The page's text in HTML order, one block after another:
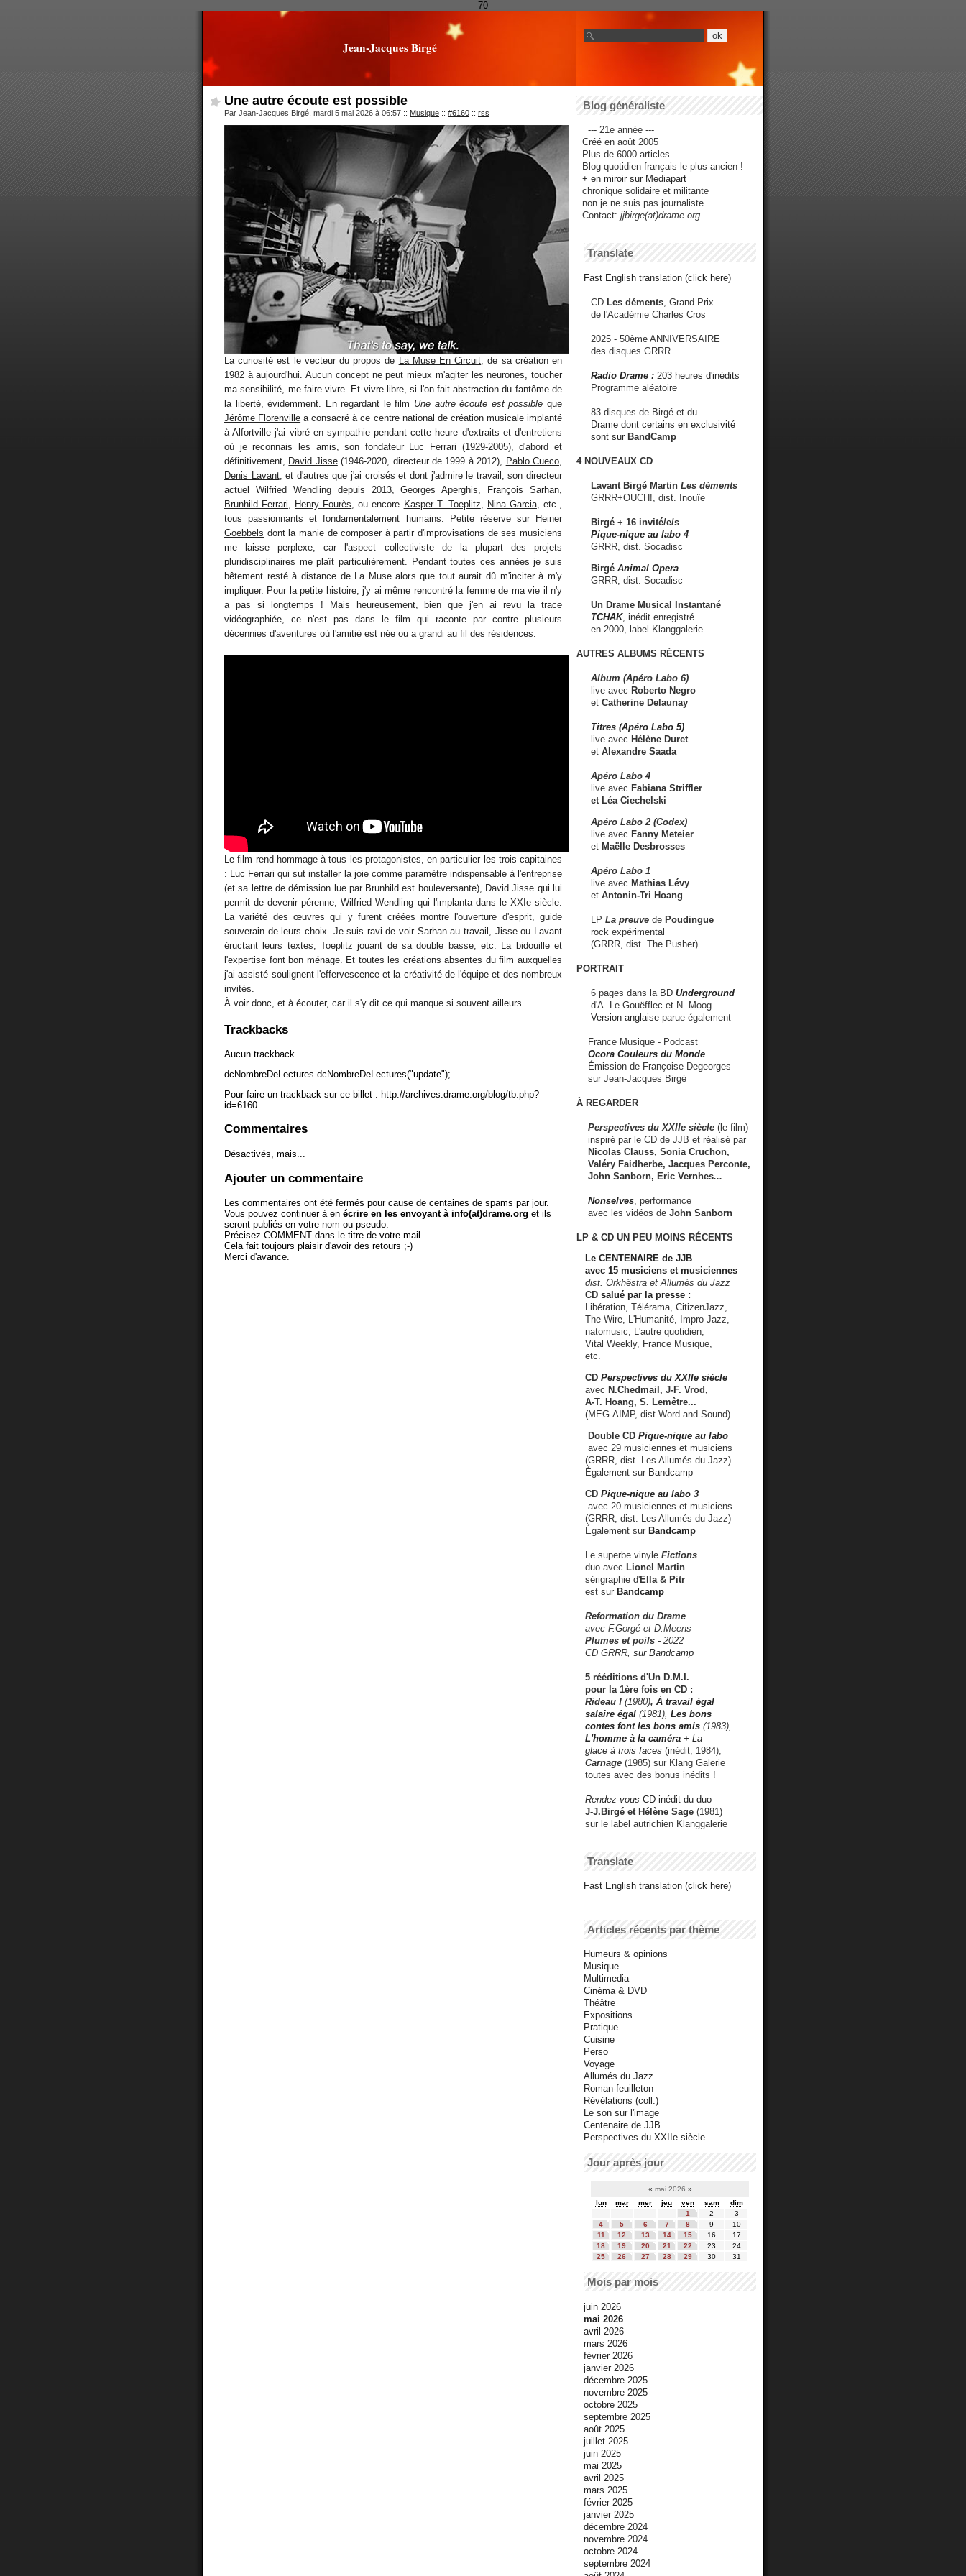
70
Jean-Jacques Birgé
Une autre écoute est possible
Par Jean-Jacques Birgé, mardi 5 mai 2026 à 06:57 :: Musique :: #6160 :: rss
La curiosité est le vecteur du propos de La Muse En Circuit , de sa création en
1982 à aujourd'hui. Aucun concept ne peut mieux m'agiter les neurones, toucher
ma sensibilité, me faire vivre. Et vivre libre, si l'on fait abstraction du fantôme de
la liberté, évidemment. En regardant le film Une autre écoute est possible que
Jérôme Florenville a consacré à ce centre national de création musicale implanté
à Alfortville j'ai vibré en sympathie pendant cette heure d'extraits et d'entretiens
où je reconnais les amis, son fondateur
Luc Ferrari (1929-2005), d'abord et
définitivement,
David Jisse(1946-2020, directeur de 1999 à 2012), Pablo Cueco
Denis Lavant, et d'autres que j'ai croisés et dont j'admire le travail, son directeur
actuel Wilfried Wendlingdepuis 2013,Georges Aperghis François Sarhan
Brunhild Ferrari
Henry Fourès , ou encore Kasper T. Toeplitz Nina Garcia, etc.,
tous passionnants et fondamentalement humains. Petite réserve sur
Heiner
Goebbels dont la manie de composer à partir d'improvisations de ses musiciens
me laisse perplexe, car l'aspect collectiviste de la plupart des projets
pluridisciplinaires me plaît particulièrement. Pendant toutes ces années je suis
bêtement resté à distance de La Muse alors que tout aurait dû m'inciter à m'y
impliquer. Pour la petite histoire, j'y ai même rencontré la femme de ma vie il n'y
a pas si longtemps ! Mais heureusement, bien que j'en ai revu la trace
vidéographiée, ce n'est pas dans le film qui raconte par contre plusieurs
décennies d'aventures où l'amitié est née ou a grandi au fil des résidences.
Le film rend hommage à tous les protagonistes, en particulier les trois capitaines
: Luc Ferrari qui sut installer la joie comme paramètre indispensable à l'entreprise
(et sa lettre de démission lue par Brunhild est bouleversante), David Jisse qui lui
permit de devenir pérenne, Wilfried Wendling qui l'implanta dans le XXIe siècle.
La variété des œuvres qui y furent créées montre l'ouverture d'esprit, guide
souverain de leurs choix. Je suis ravi de voir Sarhan au travail, Jisse ou Lavant
éructant leurs textes, Toeplitz jouant de sa double basse, etc. La bidouille et
l'expertise font bon ménage. Et toutes les créations absentes du film auxquelles
j'ai assisté soulignent l'effervescence et la créativité de l'équipe et des nombreux
invités.
À voir donc, et à écouter, car il s'y dit ce qui manque si souvent ailleurs.
Trackbacks
Aucun trackback.
dcNombreDeLectures dcNombreDeLectures("update");
Pour faire un trackback sur ce billet : http://archives.drame.org/blog/tb.php?
id=6160
Commentaires
Désactivés, mais...
Ajouter un commentaire
Les commentaires ont été fermés pour cause de centaines de spams par jour.
Vous pouvez continuer à en écrire en les envoyant à info(at)drame.org et ils
seront publiés en votre nom ou pseudo.
Précisez COMMENT dans le titre de votre mail.
Cela fait toujours plaisir d'avoir des retours ;-)
Merci d'avance.
Blog généraliste
--- 21e année ---
Créé en août 2005
Plus de 6000 articles
Blog quotidien français le plus ancien !
+ en miroir sur Mediapart
chronique solidaire et militante
non je ne suis pas journaliste
Contact: jjbirge(at)drame.org
Translate
Fast English translation (click here)
CD Les déments , Grand Prix
de l'Académie Charles Cros
2025 - 50ème ANNIVERSAIRE
des disques GRRR
Radio Drame : 203 heures d'inédits
Programme aléatoire
83 disques de Birgé et du
Drame dont certains en exclusivité
sont sur BandCamp
4 NOUVEAUX CD
Lavant Birgé Martin Les déments
GRRR+OUCH!, dist. Inouïe
Birgé + 16 invité/e/s
Pique-nique au labo 4
GRRR, dist. Socadisc
Birgé Animal Opera
GRRR, dist. Socadisc
Un Drame Musical Instantané
TCHAK, inédit enregistré
en 2000, label Klanggalerie
AUTRES ALBUMS RÉCENTS
Album (Apéro Labo 6)
live avec Roberto Negro
et Catherine Delaunay
Titres (Apéro Labo 5)
live avec Hélène Duret
et Alexandre Saada
Apéro Labo 4
live avec Fabiana Striffler
et Léa Ciechelski
Apéro Labo 2 (Codex)
live avec Fanny Meteier
et Maëlle Desbrosses
Apéro Labo 1
live avec Mathias Lévy
et Antonin-Tri Hoang
LP La preuve de Poudingue
rock expérimental
(GRRR, dist. The Pusher)
PORTRAIT
6 pages dans la BD Underground
d'A. Le Gouëfflec et N. Moog
Version anglaise parue également
France Musique - Podcast
Ocora Couleurs du Monde
Émission de Françoise Degeorges
sur Jean-Jacques Birgé
À REGARDER
Perspectives du XXIIe siècle (le film)
inspiré par le CD de JJB et réalisé par
Nicolas Clauss, Sonia Cruchon,
Valéry Faidherbe, Jacques Perconte,
John Sanborn, Eric Vernhes...
Nonselves , performance
avec les vidéos de John Sanborn
LP & CD UN PEU MOINS RÉCENTS
Le CENTENAIRE de JJB
avec 15 musiciens et musiciennes
dist. Orkhêstra et Allumés du Jazz
CD salué par la presse :
Libération, Télérama, CitizenJazz,
The Wire, L'Humanité, Impro Jazz,
natomusic, L'autre quotidien,
Vital Weekly, France Musique,
etc.
CD Perspectives du XXIIe siècle
avec N.Chedmail, J-F. Vrod,
A-T. Hoang, S. Lemêtre...
(MEG-AIMP, dist.Word and Sound)
Double CD Pique-nique au labo
avec 29 musiciennes et musiciens
(GRRR, dist. Les Allumés du Jazz)
Également sur Bandcamp
CD Pique-nique au labo 3
avec 20 musiciennes et musiciens
(GRRR, dist. Les Allumés du Jazz)
Également sur Bandcamp
Le superbe vinyle Fictions
duo avec Lionel Martin
sérigraphie d'Ella & Pitr
est sur Bandcamp
Reformation du Drame
avec F.Gorgé et D.Meens
Plumes et poils - 2022
CD GRRR, sur Bandcamp
5 rééditions d'Un D.M.I.
pour la 1ère fois en CD :
Rideau ! (1980), À travail égal
salaire égal (1981), Les bons
contes font les bons amis (1983),
L'homme à la caméra + La
glace à trois faces (inédit, 1984),
Carnage (1985) sur Klang Galerie
toutes avec des bonus inédits !
Rendez-vous CD inédit du duo
J-J.Birgé et Hélène Sage (1981)
sur le label autrichien Klanggalerie
Translate
Fast English translation (click here)
Articles récents par thème
Humeurs & opinions
Musique
Multimedia
Cinéma & DVD
Théâtre
Expositions
Pratique
Cuisine
Perso
Voyage
Allumés du Jazz
Roman-feuilleton
Révélations (coll.)
Le son sur l'image
Centenaire de JJB
Perspectives du XXIIe siècle
Jour après jour
« mai 2026 »
lun
mar mer jeu ven sam
dim
1
2
3
4
5 6 7 8 9
10
11
12 13 14 15 16
17
18
19 20 21 22 23
24
25
26 27 28 29 30 31
Mois par mois
juin 2026
mai 2026
avril 2026
mars 2026
février 2026
janvier 2026
décembre 2025
novembre 2025
octobre 2025
septembre 2025
août 2025
juillet 2025
juin 2025
mai 2025
avril 2025
mars 2025
février 2025
janvier 2025
décembre 2024
novembre 2024
octobre 2024
septembre 2024